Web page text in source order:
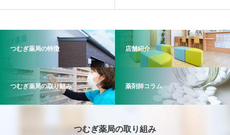
つむぎ薬局の特徴 店舗紹介
つむぎ薬局の取り組み 薬剤師コラム
つむぎ薬局の取り組み